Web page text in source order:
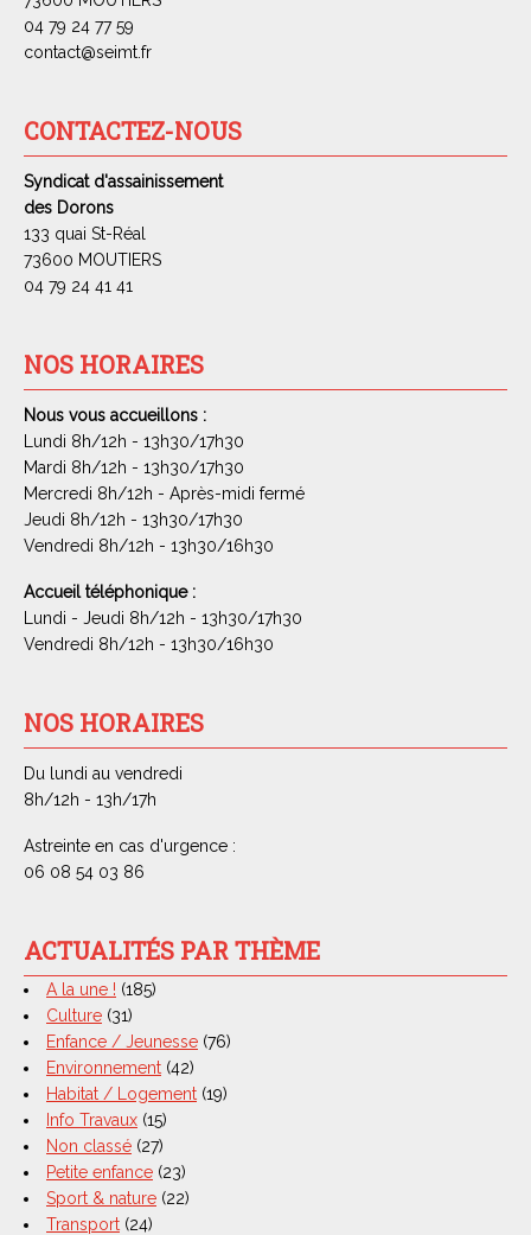
04 79 24 77 59
contact@seimt.fr
CONTACTEZ-NOUS
Syndicat d'assainissement
des Dorons
133 quai St-Réal
73600 MOUTIERS
04 79 24 41 41
NOS HORAIRES
Nous vous accueillons :
Lundi 8h/12h - 13h30/17h30
Mardi 8h/12h - 13h30/17h30
Mercredi 8h/12h - Après-midi fermé
Jeudi 8h/12h - 13h30/17h30
Vendredi 8h/12h - 13h30/16h30
Accueil téléphonique :
Lundi - Jeudi 8h/12h - 13h30/17h30
Vendredi 8h/12h - 13h30/16h30
NOS HORAIRES
Du lundi au vendredi
8h/12h - 13h/17h
Astreinte en cas d'urgence :
06 08 54 03 86
ACTUALITÉS PAR THÈME
A la une ! (185)
Culture (31)
Enfance / Jeunesse (76)
Environnement (42)
Habitat / Logement (19)
Info Travaux (15)
Non classé (27)
Petite enfance (23)
Sport & nature (22)
Transport (24)